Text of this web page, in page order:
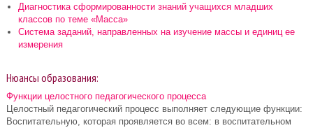
Диагностика сформированности знаний учащихся младших
классов по теме «Масса»
Система заданий, направленных на изучение массы и единиц ее
измерения
Нюансы образования:
Функции целостного педагогического процесса
Целостный педагогический процесс выполняет следующие функции:
Воспитательную, которая проявляется во всем: в воспитательном